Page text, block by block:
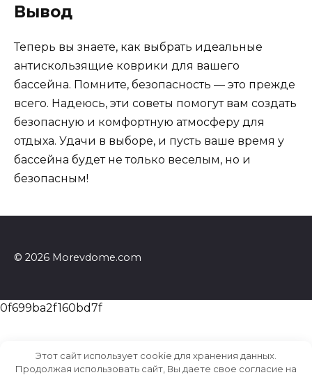
Вывод
Теперь вы знаете, как выбрать идеальные
антискользящие коврики для вашего
бассейна. Помните, безопасность — это прежде
всего. Надеюсь, эти советы помогут вам создать
безопасную и комфортную атмосферу для
отдыха. Удачи в выборе, и пусть ваше время у
бассейна будет не только веселым, но и
безопасным!
© 2026 Morevdome.com
0f699ba2f160bd7f
Этот сайт использует cookie для хранения данных.
Продолжая использовать сайт, Вы даете свое согласие на